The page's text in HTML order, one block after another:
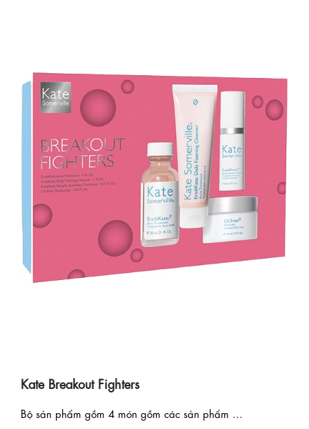
Kate Breakout Fighters
Bộ sản phẩm gồm 4 món gồm các sản phẩm ...